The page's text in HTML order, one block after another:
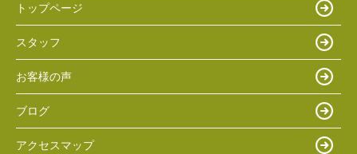
トップページ
スタッフ
お客様の声
ブログ
アクセスマップ